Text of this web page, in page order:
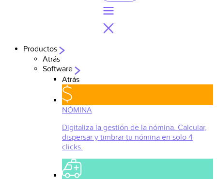
Productos
Atrás
Software
Atrás
NÓMINA
Digitaliza la gestión de la nómina. Calcular,
dispersar y timbrar tu nómina en solo 4
clicks.